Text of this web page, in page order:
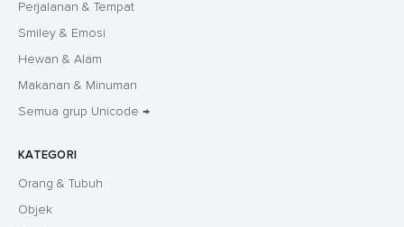
Perjalanan & Tempat
Smiley & Emosi
Hewan & Alam
Makanan & Minuman
Semua grup Unicode →
KATEGORI
Orang & Tubuh
Objek